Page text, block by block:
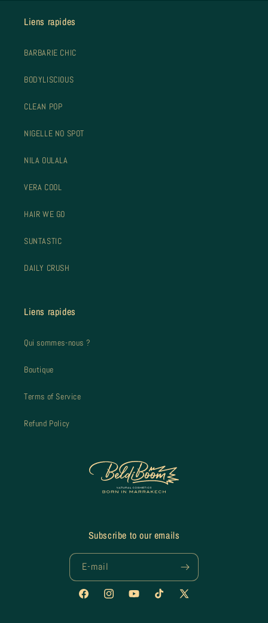
Liens rapides
BARBARIE CHIC
BODYLISCIOUS
CLEAN POP
NIGELLE NO SPOT
NILA OULALA
VERA COOL
HAIR WE GO
SUNTASTIC
DAILY CRUSH
Liens rapides
Qui sommes-nous ?
Boutique
Terms of Service
Refund Policy
Subscribe to our emails
E-mail
FacebookInstagramYouTubeTikTok
X